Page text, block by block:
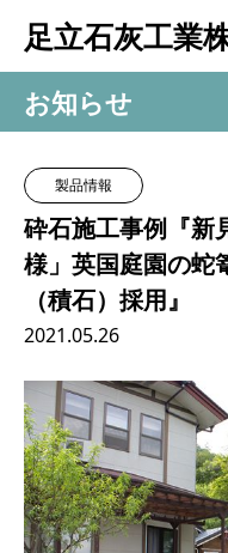
足立石灰工業
お知らせ
製品情報
砕石施工事例『新
様」英国庭園の蛇
（積石）採用』
2021.05.26